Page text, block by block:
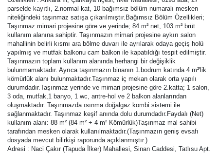
parselde kayıtlı, 2.normal kat, 10 bağımsız bölüm numaralı mesken
niteliğindeki taşınmaz satışa çıkarılmıştır.Bağımsız Bölüm Özellikleri;
Taşınmaz mimari projesine göre ve yerinde; 84 m² net, 103 m² brüt
kullanım alanına sahiptir. Taşınmazın mimari projesine aykırı salon
mahallinin belirli kısmı ara bölme duvarı ile ayrılarak odaya geçiş holü
yapılmış ve mutfak balkonu cam balkon ile kapatıldığı tespit edilmiştir.
Taşınmazın toplam kullanım alanında herhangi bir değişiklik
bulunmamaktadır. Ayrıca taşınmazın binanın 1.bodrum katında 4 m²'lik
kömürlük alanı bulunmaktadır.Taşınmaz iç mekan olarak orta yapılı
durumdadır.Taşınmaz yerinde ve mimari projesine göre 2.katta; 1 salon,
3 oda, mutfak,1 banyo, 1 wc, antre-hol ve 2 balkon alanlarından
oluşmaktadır. Taşınmazda ısınma doğalgaz kombi sistemi ile
sağlanmaktadır. Taşınmaz keşif anında dolu durumdadır.Faydalı (Net)
kullanım alanı: 88 m² (84 m² + 4 m² Kömürlük)Taşınmaz mal sahibi
tarafından mesken olarak kullanılmaktadır.(Taşınmazın geniş evsafı
dosyada mevcut bilirkişi raporunda açıklanmıştır.)
Adresi : Naci Çakır (Tapuda İlker) Mahallesi, Sinan Caddesi, Tatlısu Apt.